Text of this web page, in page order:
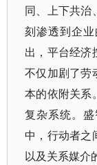
同、上下共治
刻渗透到企
出，平台经济
不仅加剧了劳
本的依附关系
复杂系统。
中，行动者之
以及关系媒介